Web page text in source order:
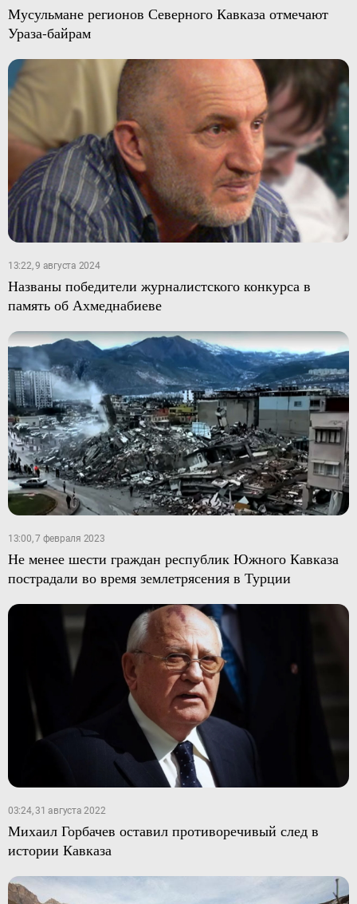
Мусульмане регионов Северного Кавказа отмечают
Ураза-байрам
13:22, 9 августа 2024
Названы победители журналистского конкурса в
память об Ахмеднабиеве
13:00, 7 февраля 2023
Не менее шести граждан республик Южного Кавказа
пострадали во время землетрясения в Турции
03:24, 31 августа 2022
Михаил Горбачев оставил противоречивый след в
истории Кавказа